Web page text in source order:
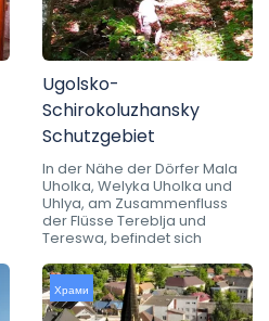
Ugolsko-
Schirokoluzhansky
Schutzgebiet
In der Nähe der Dörfer Mala
Uholka, Welyka Uholka und
Uhlya, am Zusammenfluss
der Flüsse Tereblja und
Tereswa, befindet sich
Храми